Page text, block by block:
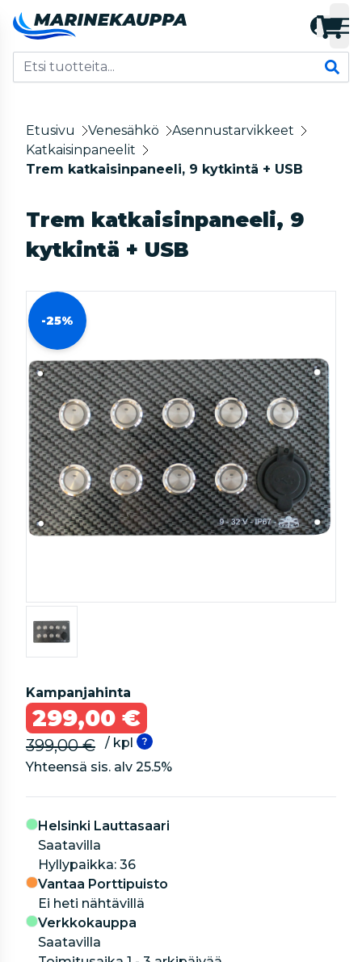
Etusivu Venesähkö
Asennustarvikkeet
Katkaisinpaneelit
Trem katkaisinpaneeli, 9 kytkintä + USB
Trem katkaisinpaneeli, 9
kytkintä + USB
-25%
Kampanjahinta
299,00 €
399,00 €
/ kpl
Yhteensä sis. alv 25.5%
Helsinki Lauttasaari
Saatavilla
hyllypaikka: 36
Vantaa Porttipuisto
Ei heti nähtävillä
Verkkokauppa
Saatavilla